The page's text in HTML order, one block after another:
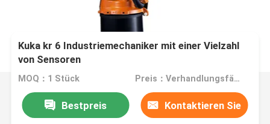
Kuka kr 6 Industriemechaniker mit einer Vielzahl
von Sensoren
MOQ：1 Stück Preis：Verhandlungsfähig
Bestpreis Kontaktieren Sie